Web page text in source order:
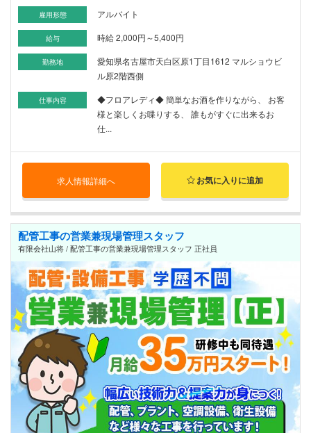
雇用形態 アルバイト
給与 時給 2,000円～5,400円
勤務地
愛知県名古屋市天白区原1丁目1612 マルショウビ
ル原2階西側
仕事内容
◆フロアレディ◆ 簡単なお酒を作りながら、 お客
様と楽しくお喋りする、 誰もがすぐに出来るお
仕...
求人情報詳細へ お気に入りに追加
配管工事の営業兼現場管理スタッフ
有限会社山将 / 配管工事の営業兼現場管理スタッフ 正社員